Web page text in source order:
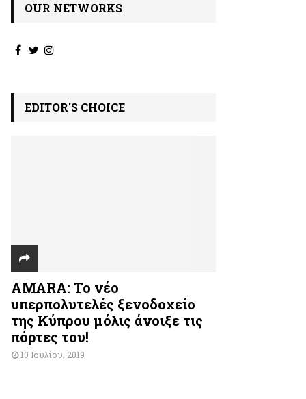
OUR NETWORKS
EDITOR'S CHOICE
AMARA: Το νέο
υπερπολυτελές ξενοδοχείο
της Κύπρου μόλις άνοιξε τις
πόρτες του!
10 Ιουλίου, 2019